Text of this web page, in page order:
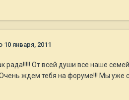
10 января, 2011
рада!!!!! От всей души все наше
ждем тебя на форуме!!! Мы уже